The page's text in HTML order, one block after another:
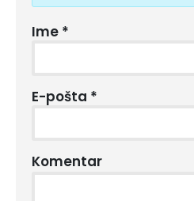
Ime *
E-pošta *
Komentar